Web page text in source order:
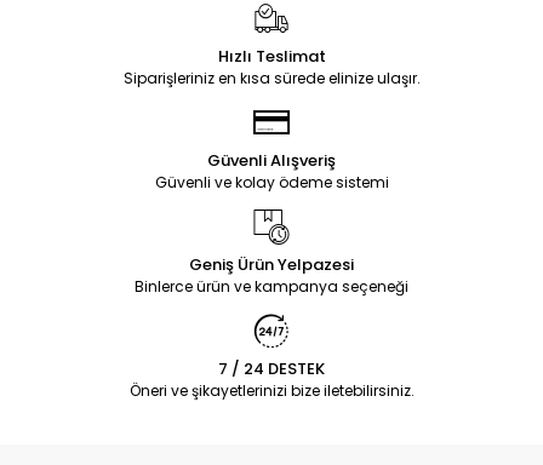
Hızlı Teslimat
Siparişleriniz en kısa sürede elinize ulaşır.
Güvenli Alışveriş
Güvenli ve kolay ödeme sistemi
Geniş Ürün Yelpazesi
Binlerce ürün ve kampanya seçeneği
7 / 24 DESTEK
Öneri ve şikayetlerinizi bize iletebilirsiniz.